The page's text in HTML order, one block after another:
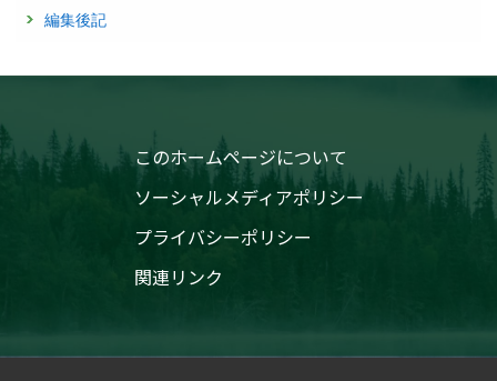
編集後記
このホームページについて
ソーシャルメディアポリシー
プライバシーポリシー
関連リンク